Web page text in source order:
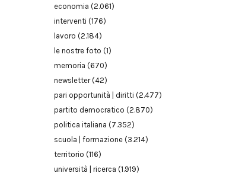
economia (2.061)
interventi (176)
lavoro (2.184)
le nostre foto (1)
memoria (670)
newsletter(42)
pari opportunità | diritti (2.477)
partito democratico (2.870)
politica italiana (7.352)
scuola | formazione (3.214)
territorio (116)
università | ricerca (1.919)